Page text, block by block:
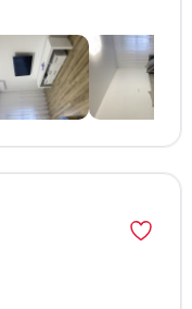
ideile în locuințe
moderne și
noastră – liniștea
dumneavoastră!